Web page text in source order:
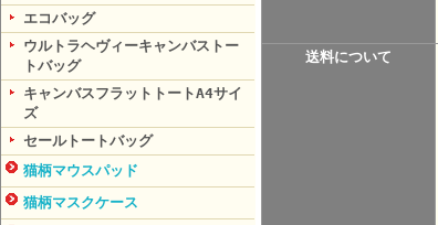
エコバッグ
ウルトラヘヴィーキャンバストー
トバッグ
キャンバスフラットトートA4サイ
ズ
セールトートバッグ
猫柄マウスパッド
猫柄マスクケース
送料について